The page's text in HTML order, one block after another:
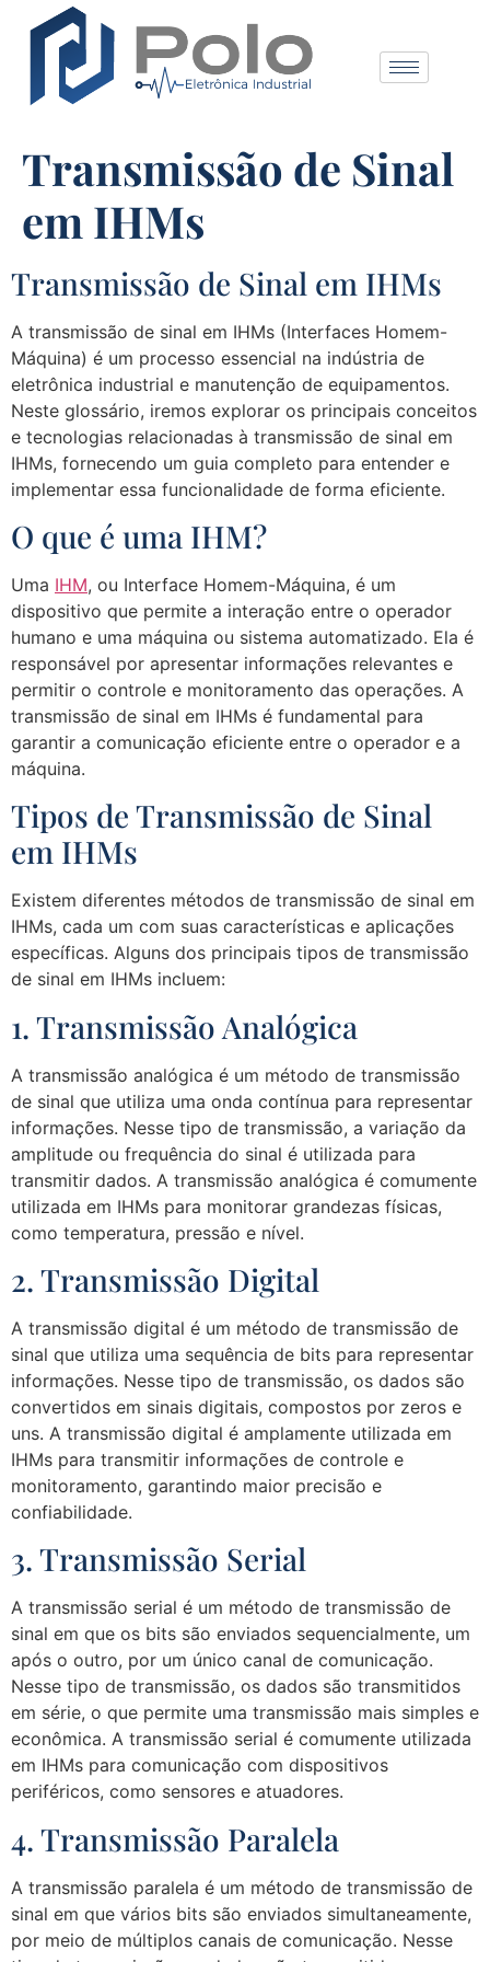
Transmissão de Sinal
em IHMs
Transmissão de Sinal em IHMs
A transmissão de sinal em IHMs (Interfaces Homem-
Máquina) é um processo essencial na indústria de
eletrônica industrial e manutenção de equipamentos.
Neste glossário, iremos explorar os principais conceitos
e tecnologias relacionadas à transmissão de sinal em
IHMs, fornecendo um guia completo para entender e
implementar essa funcionalidade de forma eficiente.
O que é uma IHM?
Uma IHM, ou Interface Homem-Máquina, é um
dispositivo que permite a interação entre o operador
humano e uma máquina ou sistema automatizado. Ela é
responsável por apresentar informações relevantes e
permitir o controle e monitoramento das operações. A
transmissão de sinal em IHMs é fundamental para
garantir a comunicação eficiente entre o operador e a
máquina.
Tipos de Transmissão de Sinal
em IHMs
Existem diferentes métodos de transmissão de sinal em
IHMs, cada um com suas características e aplicações
específicas. Alguns dos principais tipos de transmissão
de sinal em IHMs incluem:
1. Transmissão Analógica
A transmissão analógica é um método de transmissão
de sinal que utiliza uma onda contínua para representar
informações. Nesse tipo de transmissão, a variação da
amplitude ou frequência do sinal é utilizada para
transmitir dados. A transmissão analógica é comumente
utilizada em IHMs para monitorar grandezas físicas,
como temperatura, pressão e nível.
2. Transmissão Digital
A transmissão digital é um método de transmissão de
sinal que utiliza uma sequência de bits para representar
informações. Nesse tipo de transmissão, os dados são
convertidos em sinais digitais, compostos por zeros e
uns. A transmissão digital é amplamente utilizada em
IHMs para transmitir informações de controle e
monitoramento, garantindo maior precisão e
confiabilidade.
3. Transmissão Serial
A transmissão serial é um método de transmissão de
sinal em que os bits são enviados sequencialmente, um
após o outro, por um único canal de comunicação.
Nesse tipo de transmissão, os dados são transmitidos
em série, o que permite uma transmissão mais simples e
econômica. A transmissão serial é comumente utilizada
em IHMs para comunicação com dispositivos
periféricos, como sensores e atuadores.
4. Transmissão Paralela
A transmissão paralela é um método de transmissão de
sinal em que vários bits são enviados simultaneamente,
por meio de múltiplos canais de comunicação. Nesse